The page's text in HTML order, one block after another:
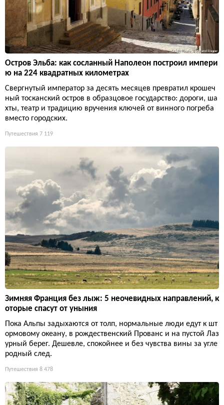
Остров Эльба: как сосланный Наполеон построил импери
ю на 224 квадратных километрах
Свергнутый император за десять месяцев превратил крошеч
ный тосканский остров в образцовое государство: дороги, ша
хты, театр и традицию вручения ключей от винного погреба
вместо городских.
Путешествия 7 119
Зимняя Франция без лыж: 5 неочевидных направлений, к
оторые спасут от уныния
Пока Альпы задыхаются от толп, нормальные люди едут к шт
ормовому океану, в рождественский Прованс и на пустой Лаз
урный берег. Дешевле, спокойнее и без чувства вины за угле
родный след.
Путешествия 8 478